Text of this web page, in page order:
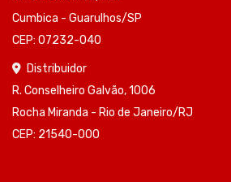
Cumbica - Guarulhos/SP
CEP: 07232-040
Distribuidor
R. Conselheiro Galvão, 1006
Rocha Miranda - Rio de Janeiro/RJ
CEP: 21540-000